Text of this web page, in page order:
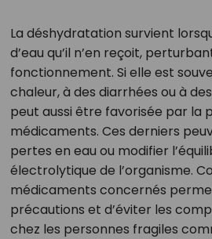
La déshydratation survient
d’eau qu’il n’en reçoit,
fonctionnement. Si elle est
chaleur, à des diarrhées ou à
peut aussi être favorisée par la
médicaments. Ces derniers
pertes en eau ou modifier
électrolytique de l’organisme.
médicaments concernés
précautions et d’éviter les
chez les personnes fragiles